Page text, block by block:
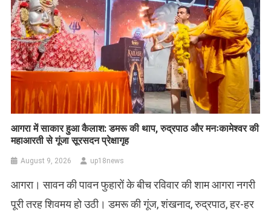
आगरा में साकार हुआ कैलाश: डमरू की थाप, रुद्रपाठ और मनःकामेश्वर की
महाआरती से गूंजा सूरसदन प्रेक्षागृह
August 9, 2026 up18news
आगरा। सावन की पावन फुहारों के बीच रविवार की शाम आगरा नगरी
पूरी तरह शिवमय हो उठी। डमरू की गूंज, शंखनाद, रुद्रपाठ, हर-हर